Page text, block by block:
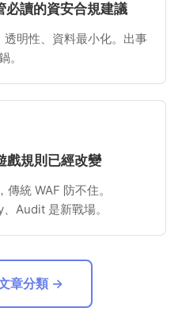
必讀的資安合規建議
明性、資料最小化。出事
。
規則已經改變
統 WAF 防不住。
Audit 是新戰場。
章分類 →